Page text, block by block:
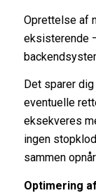
Oprettelse af
eksisterende
Det sparer
eventuelle
eksekveres
ingen
sammen
Optimering